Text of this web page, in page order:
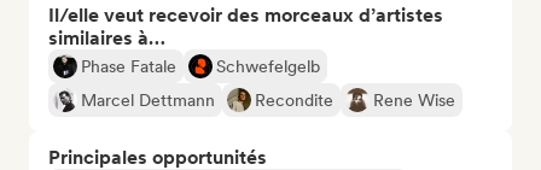
Il/elle veut recevoir des morceaux d’artistes
similaires à…
Phase Fatale
Schwefelgelb
Marcel Dettmann
Recondite Rene Wise
Principales opportunités